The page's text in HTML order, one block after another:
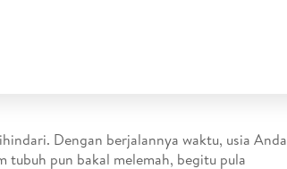
Dengan berjalannya waktu, usia Anda
pun bakal melemah, begitu pula